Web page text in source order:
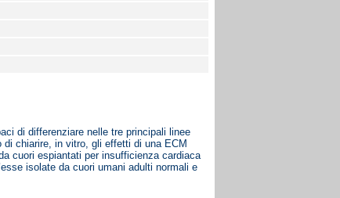
di differenziare nelle tre principali linee
chiarire, in vitro, gli effetti di una ECM
cuori espiantati per insufficienza cardiaca
isolate da cuori umani adulti normali e